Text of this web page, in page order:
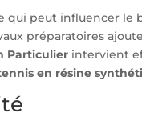
qui peut influencer le
préparatoires
Particulier intervient
en résine